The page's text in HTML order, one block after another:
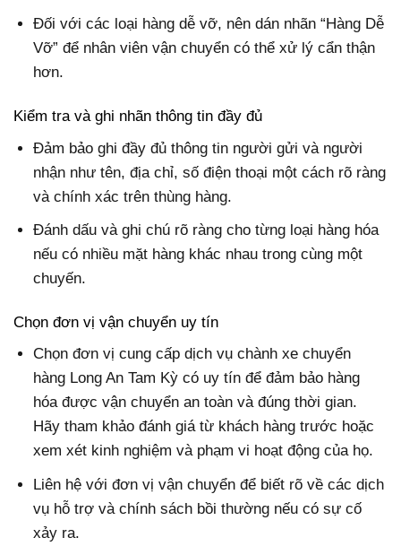
Đối với các loại hàng dễ vỡ, nên dán nhãn “Hàng Dễ
Vỡ” để nhân viên vận chuyển có thể xử lý cẩn thận
hơn.
Kiểm tra và ghi nhãn thông tin đầy đủ
Đảm bảo ghi đầy đủ thông tin người gửi và người
nhận như tên, địa chỉ, số điện thoại một cách rõ ràng
và chính xác trên thùng hàng.
Đánh dấu và ghi chú rõ ràng cho từng loại hàng hóa
nếu có nhiều mặt hàng khác nhau trong cùng một
chuyến.
Chọn đơn vị vận chuyển uy tín
Chọn đơn vị cung cấp dịch vụ chành xe chuyển
hàng Long An Tam Kỳ có uy tín để đảm bảo hàng
hóa được vận chuyển an toàn và đúng thời gian.
Hãy tham khảo đánh giá từ khách hàng trước hoặc
xem xét kinh nghiệm và phạm vi hoạt động của họ.
Liên hệ với đơn vị vận chuyển để biết rõ về các dịch
vụ hỗ trợ và chính sách bồi thường nếu có sự cố
xảy ra.